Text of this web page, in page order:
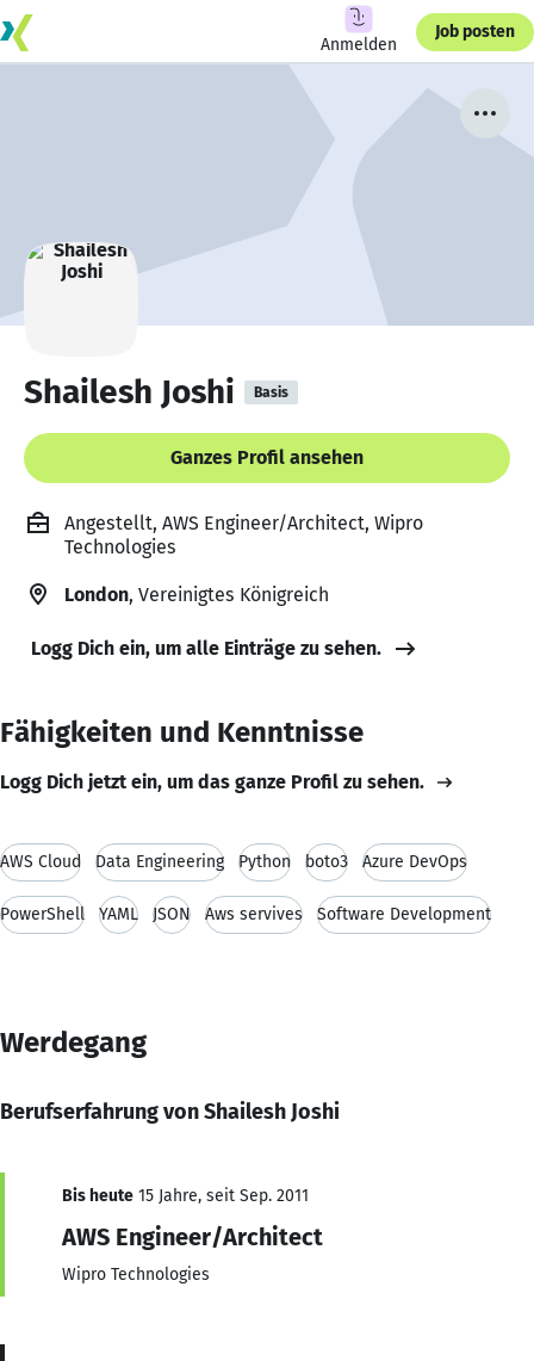
Anmelden
Job posten
Shailesh Joshi Basis
Ganzes Profil ansehen
Angestellt, AWS Engineer/Architect, Wipro
Technologies
London, Vereinigtes Königreich
Logg Dich ein, um alle Einträge zu sehen.
Fähigkeiten und Kenntnisse
Logg Dich jetzt ein, um das ganze Profil zu sehen.
AWS Cloud Data Engineering Python boto3 Azure DevOps
PowerShell YAML JSON Aws servives Software Development
Werdegang
Berufserfahrung von Shailesh Joshi
Bis heute 15 Jahre, seit Sep. 2011
AWS Engineer/Architect
Wipro Technologies